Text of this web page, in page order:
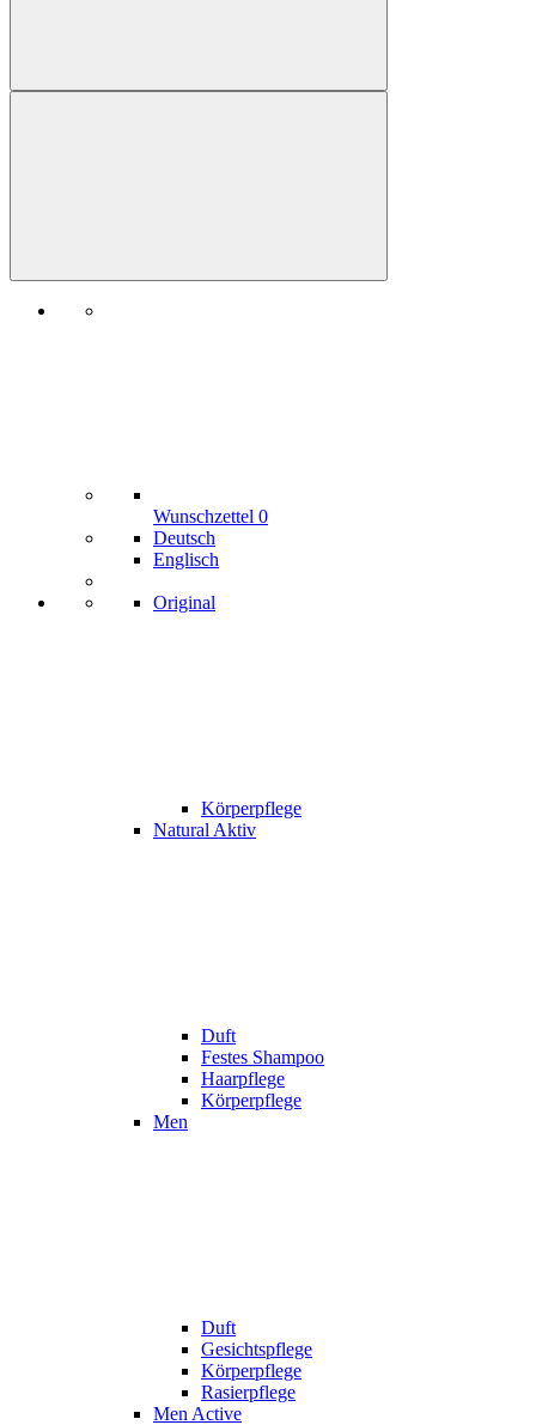
Wunschzettel 0
Deutsch
Englisch
Original
Körperpflege
Natural Aktiv
Duft
Festes Shampoo
Haarpflege
Körperpflege
Men
Duft
Gesichtspflege
Körperpflege
Rasierpflege
Men Active